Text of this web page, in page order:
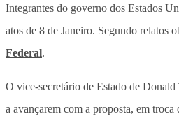
Integrantes do governo dos Estados
atos de 8 de Janeiro. Segundo relatos
Federal.
O vice-secretário de Estado de
a avançarem com a proposta, em